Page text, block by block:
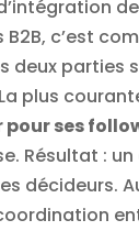
B2B, c’est
deux parties
plus
ses
Résultat :
décideurs.